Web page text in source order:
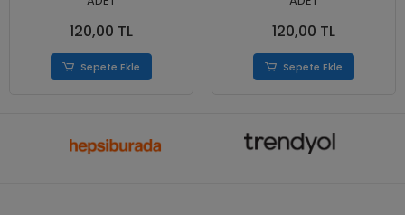
120,00 TL
Sepete Ekle
120,00 TL
Sepete Ekle